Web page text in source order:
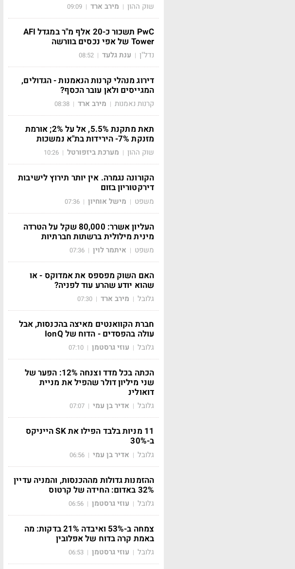
שוק ההון | מירב ארד |
09:09
PwC תשכור כ-20 אלף מ"ר במגדל AFI
Tower של אפי נכסים בוורשה
נדל"ן | ענת גלעד |
08:52
דירוג מנהלי קרנות הנאמנות - הגדולים,
המגייסים ולאן עובר הכסף?
קרנות נאמנות | מירב ארד |
08:38
תאת מתקנת 5.5%, אל על 2%; אורמת
מזנקת 7%- הירידות בת"א נמשכות
שוק ההון | מערכת ביזפורטל |
10:26
הקורונה נגמרה. אין יותר תירוץ לישיבות
דירקטוריון בזום
משפט | מישל אוחיון |
07:36
העליון אשרר: 80,000 שקל על הטרדה
מינית מילולית ברשתות חברתיות
משפט | איתמר לוין |
07:36
האם השוק מפספס את אמדוקס - או
שהוא יודע שהרע עוד לפניה?
גלובל | מירב ארד |
07:30
חברת הקוואנטים מאיצה בהכנסות, אבל
עולה בהפסדים - הדוח של IonQ
גלובל | עוזי גרסטמן |
07:10
הכתה בכל מדד וצנחה 12%: הפער של
שני מיליון דולר שהפיל את מניית
דואולינ
גלובל | אדיר בן עמי |
07:07
11 מניות בלבד הפילו את SK הייניקס
ב-30%
גלובל | אדיר בן עמי |
06:56
ההזמנות גדולות מההכנסות, והמניה עדיין
32% באדום: החידה של קרטוס
גלובל | עוזי גרסטמן |
06:56
צמחה ב-53% ואיבדה 21% בדקות: מה
באמת קרה בדוח של אפלובין
גלובל | עוזי גרסטמן |
06:53